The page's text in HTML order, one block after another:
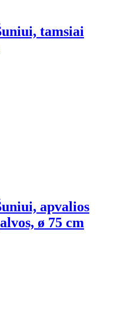
tamsiai
apvalios
ø 75 cm